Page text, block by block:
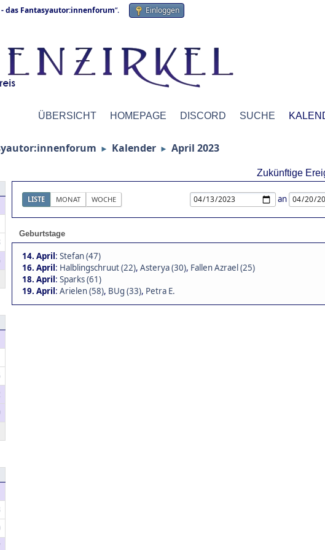
das Fantasyautor:innenforum“. Einloggen
ÜBERSICHT HOMEPAGE DISCORD SUCHE
► Kalender ► April 2023
Zukünftige
LISTE MONAT WOCHE an
Geburtstage
14. April: Stefan (47)
16. April: Halblingschruut (22), Asterya (30), Fallen Azrael (25)
18. April: Sparks (61)
19. April: Arielen (58), BUg (33), Petra E.